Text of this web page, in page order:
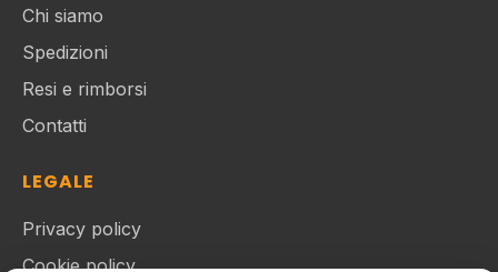
Chi siamo
Spedizioni
Resi e rimborsi
Contatti
LEGALE
Privacy policy
Cookie policy